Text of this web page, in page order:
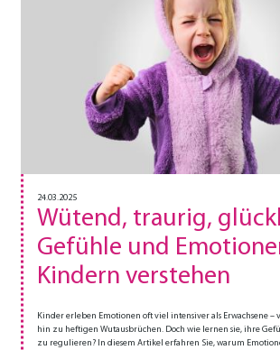
24.03.2025
Wütend, traurig,
Gefühle und
Kindern verstehen
Kinder erleben Emotionen oft viel intensiver als Erwachsene –
hin zu heftigen Wutausbrüchen. Doch wie lernen sie, ihre
zu regulieren? In diesem Artikel erfahren Sie, warum